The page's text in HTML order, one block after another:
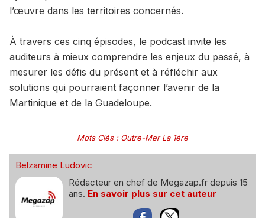
l’œuvre dans les territoires concernés.
À travers ces cinq épisodes, le podcast invite les
auditeurs à mieux comprendre les enjeux du passé, à
mesurer les défis du présent et à réfléchir aux
solutions qui pourraient façonner l’avenir de la
Martinique et de la Guadeloupe.
Mots Clés: Outre-Mer La 1ère
Belzamine Ludovic
Rédacteur en chef de Megazap.fr depuis 15
ans. En savoir plus sur cet auteur